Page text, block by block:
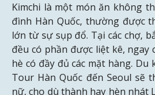
Kimchi là một món ăn không
đình Hàn Quốc, thường được
lớn từ sự sụp đổ. Tại các chợ,
đều có phần được liệt kê, ngay
hè có đầy đủ các mặt hàng. Du
Tour Hàn Quốc đến Seoul sẽ
nữ, cho dù thành hay hèn nhát